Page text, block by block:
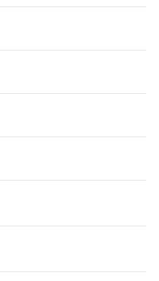
ための「6つの指針」
ための「7つの提言」
歯科
越1-7-4Kビルディング